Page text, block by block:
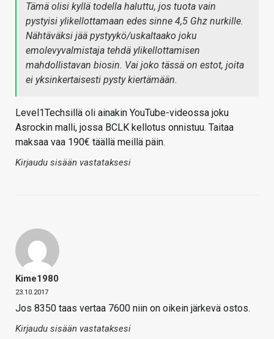
Tämä olisi kyllä todella haluttu, jos tuota vain
pystyisi ylikellottamaan edes sinne 4,5 Ghz nurkille.
Nähtäväksi jää pystyykö/uskaltaako joku
emolevyvalmistaja tehdä ylikellottamisen
mahdollistavan biosin. Vai joko tässä on estot, joita
ei yksinkertaisesti pysty kiertämään.
Level1Techsillä oli ainakin YouTube-videossa joku
Asrockin malli, jossa BCLK kellotus onnistuu. Taitaa
maksaa vaa 190€ täällä meillä päin.
Kirjaudu sisään vastataksesi
Kime1980
23.10.2017
Jos 8350 taas vertaa 7600 niin on oikein järkevä ostos.
Kirjaudu sisään vastataksesi